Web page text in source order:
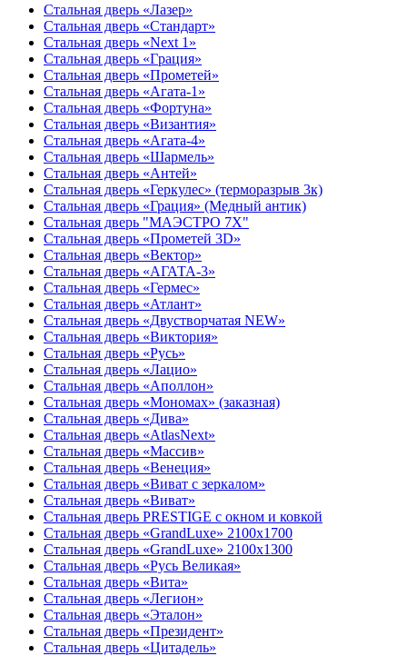
Стальная дверь «Лазер»
Стальная дверь «Стандарт»
Стальная дверь «Next 1»
Стальная дверь «Гpация»
Стальная дверь «Прометей»
Стальная дверь «Агата-1»
Стальная дверь «Фортуна»
Стальная дверь «Византия»
Стальная дверь «Агата-4»
Стальная дверь «Шармель»
Стальная дверь «Антей»
Стальная дверь «Геркулес» (терморазрыв 3к)
Стальная дверь «Грация» (Медный антик)
Стальная дверь "МАЭСТРО 7Х"
Стальная дверь «Прометей 3D»
Стальная дверь «Вектор»
Стальная дверь «АГАТА-3»
Стальная дверь «Гермес»
Стальная дверь «Атлант»
Стальная дверь «Двустворчатая NEW»
Стальная дверь «Виктория»
Стальная дверь «Русь»
Стальная дверь «Лацио»
Стальная дверь «Аполлон»
Стальная дверь «Мономах» (заказная)
Стальная дверь «Дива»
Стальная дверь «AtlasNext»
Стальная дверь «Массив»
Стальная дверь «Венеция»
Стальная дверь «Виват с зеркалом»
Стальная дверь «Виват»
Стальная дверь PRESTIGE с окном и ковкой
Стальная дверь «GrandLuxe» 2100х1700
Стальная дверь «GrandLuxe» 2100х1300
Стальная дверь «Русь Великая»
Стальная дверь «Вита»
Стальная дверь «Легион»
Стальная дверь «Эталон»
Стальная дверь «Президент»
Стальная дверь «Цитадель»